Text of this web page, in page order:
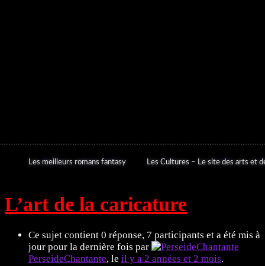
Les meilleurs romans fantasy Les Cultures – Le site des arts et
L’art de la caricature
Ce sujet contient 0 réponse, 7 participants et a été mis à
jour pour la dernière fois par
PerseideChantante, le il y a 2 années et 2 mois.